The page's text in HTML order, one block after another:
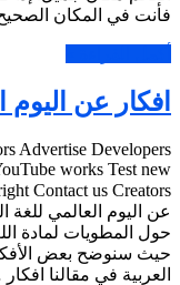
فأنت في المكان
افكار عن اليوم
Advertise Developers
works Test new
عن اليوم العالمي للغة
حول المطويات لمادة
حيث سنوضح بعض
العربية في مقالنا